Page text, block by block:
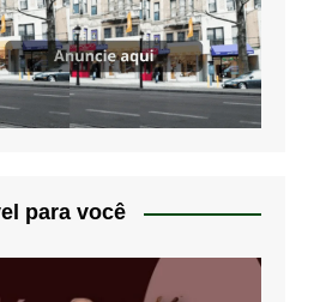
para você